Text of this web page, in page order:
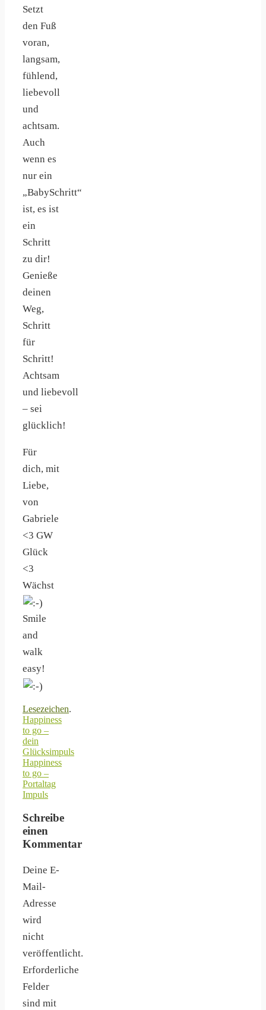
Setzt
den Fuß
voran,
langsam,
fühlend,
liebevoll
und
achtsam.
Auch
wenn es
nur ein
„BabySchritt“
ist, es ist
ein
Schritt
zu dir!
Genieße
deinen
Weg,
Schritt
für
Schritt!
Achtsam
und liebevoll
– sei
glücklich!
Für
dich, mit
Liebe,
von
Gabriele
<3 GW
Glück
<3
Wächst
Smile
and
walk
easy!
Lesezeichen.
Happiness
to go –
dein
Glücksimpuls
Happiness
to go –
Portaltag
Impuls
Schreibe
einen
Kommentar
Deine E-
Mail-
Adresse
wird
nicht
veröffentlicht.
Erforderliche
Felder
sind mit